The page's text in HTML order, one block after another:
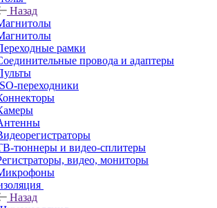
Назад
рамки
провода и адаптеры
переходники
тюннеры и видео-сплитеры
видео, мониторы
Назад